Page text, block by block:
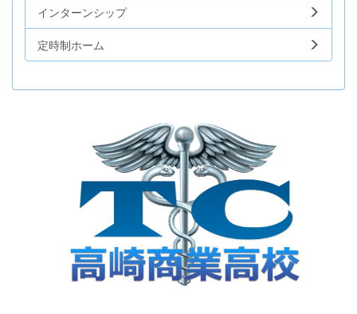
インターンシップ
定時制ホーム